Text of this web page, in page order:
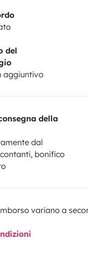
del
aggiuntivo
della
dal
bonifico
variano a